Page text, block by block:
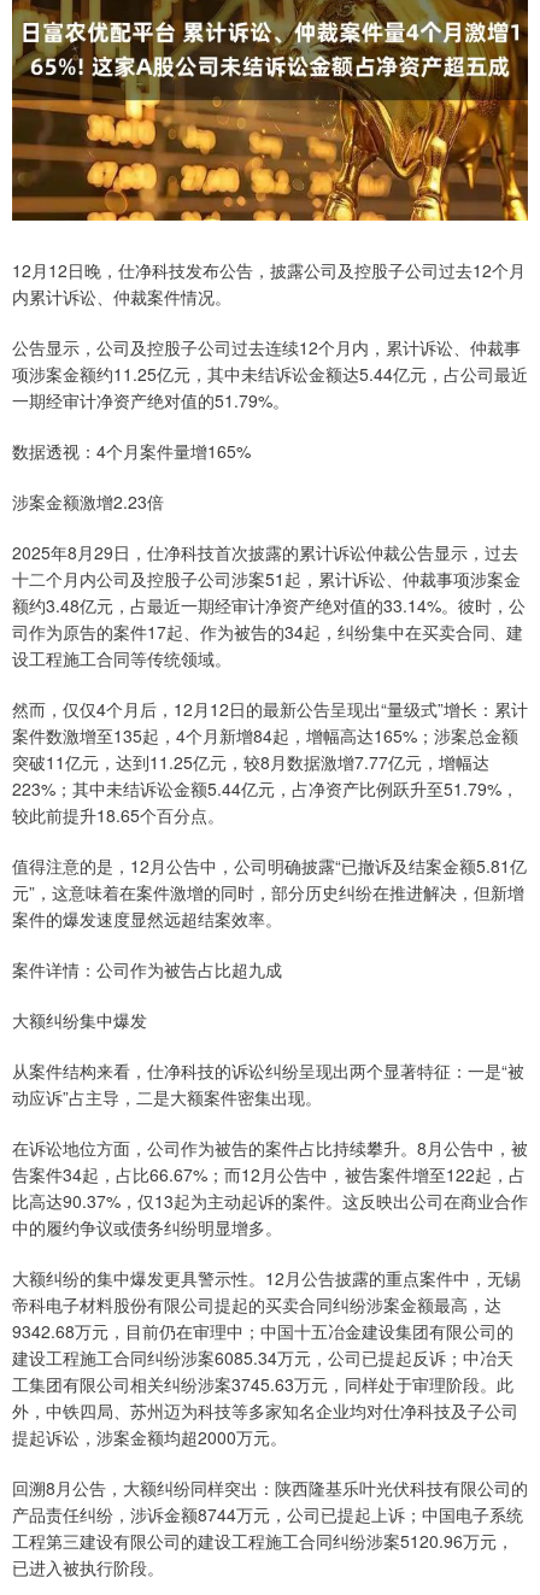
12月12日晚，仕净科技发布公告，披露公司及控股子公司过去12个月
内累计诉讼、仲裁案件情况。
公告显示，公司及控股子公司过去连续12个月内，累计诉讼、仲裁事
项涉案金额约11.25亿元，其中未结诉讼金额达5.44亿元，占公司最近
一期经审计净资产绝对值的51.79%。
数据透视：4个月案件量增165%
涉案金额激增2.23倍
2025年8月29日，仕净科技首次披露的累计诉讼仲裁公告显示，过去
十二个月内公司及控股子公司涉案51起，累计诉讼、仲裁事项涉案金
额约3.48亿元，占最近一期经审计净资产绝对值的33.14%。彼时，公
司作为原告的案件17起、作为被告的34起，纠纷集中在买卖合同、建
设工程施工合同等传统领域。
然而，仅仅4个月后，12月12日的最新公告呈现出“量级式”增长：累计
案件数激增至135起，4个月新增84起，增幅高达165%；涉案总金额
突破11亿元，达到11.25亿元，较8月数据激增7.77亿元，增幅达
223%；其中未结诉讼金额5.44亿元，占净资产比例跃升至51.79%，
较此前提升18.65个百分点。
值得注意的是，12月公告中，公司明确披露“已撤诉及结案金额5.81亿
元”，这意味着在案件激增的同时，部分历史纠纷在推进解决，但新增
案件的爆发速度显然远超结案效率。
案件详情：公司作为被告占比超九成
大额纠纷集中爆发
从案件结构来看，仕净科技的诉讼纠纷呈现出两个显著特征：一是“被
动应诉”占主导，二是大额案件密集出现。
在诉讼地位方面，公司作为被告的案件占比持续攀升。8月公告中，被
告案件34起，占比66.67%；而12月公告中，被告案件增至122起，占
比高达90.37%，仅13起为主动起诉的案件。这反映出公司在商业合作
中的履约争议或债务纠纷明显增多。
大额纠纷的集中爆发更具警示性。12月公告披露的重点案件中，无锡
帝科电子材料股份有限公司提起的买卖合同纠纷涉案金额最高，达
9342.68万元，目前仍在审理中；中国十五冶金建设集团有限公司的
建设工程施工合同纠纷涉案6085.34万元，公司已提起反诉；中冶天
工集团有限公司相关纠纷涉案3745.63万元，同样处于审理阶段。此
外，中铁四局、苏州迈为科技等多家知名企业均对仕净科技及子公司
提起诉讼，涉案金额均超2000万元。
回溯8月公告，大额纠纷同样突出：陕西隆基乐叶光伏科技有限公司的
产品责任纠纷，涉诉金额8744万元，公司已提起上诉；中国电子系统
工程第三建设有限公司的建设工程施工合同纠纷涉案5120.96万元，
已进入被执行阶段。